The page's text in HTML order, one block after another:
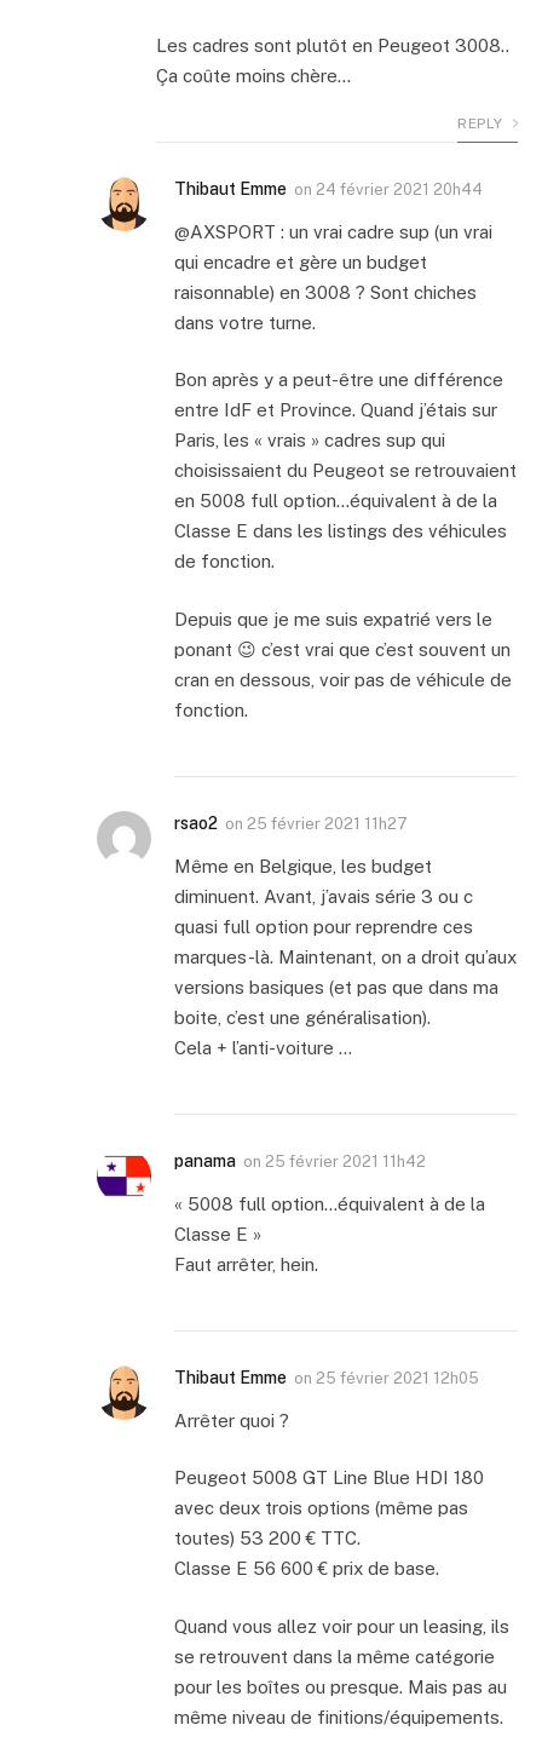
Les cadres sont plutôt en Peugeot 3008..
Ça coûte moins chère…
REPLY
Thibaut Emme on 24 février 2021 20h44
@AXSPORT : un vrai cadre sup (un vrai
qui encadre et gère un budget
raisonnable) en 3008 ? Sont chiches
dans votre turne.
Bon après y a peut-être une différence
entre IdF et Province. Quand j’étais sur
Paris, les « vrais » cadres sup qui
choisissaient du Peugeot se retrouvaient
en 5008 full option…équivalent à de la
Classe E dans les listings des véhicules
de fonction.
Depuis que je me suis expatrié vers le
ponant 😉 c’est vrai que c’est souvent un
cran en dessous, voir pas de véhicule de
fonction.
rsao2 on 25 février 2021 11h27
Même en Belgique, les budget
diminuent. Avant, j’avais série 3 ou c
quasi full option pour reprendre ces
marques-là. Maintenant, on a droit qu’aux
versions basiques (et pas que dans ma
boite, c’est une généralisation).
Cela + l’anti-voiture …
panama on 25 février 2021 11h42
« 5008 full option…équivalent à de la
Classe E »
Faut arrêter, hein.
Thibaut Emme on 25 février 2021 12h05
Arrêter quoi ?
Peugeot 5008 GT Line Blue HDI 180
avec deux trois options (même pas
toutes) 53 200 € TTC.
Classe E 56 600 € prix de base.
Quand vous allez voir pour un leasing, ils
se retrouvent dans la même catégorie
pour les boîtes ou presque. Mais pas au
même niveau de finitions/équipements.